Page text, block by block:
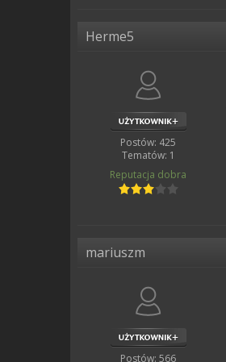
Herme5
Postów: 425
Tematów: 1
Reputacja dobra
mariuszm
Postów: 566